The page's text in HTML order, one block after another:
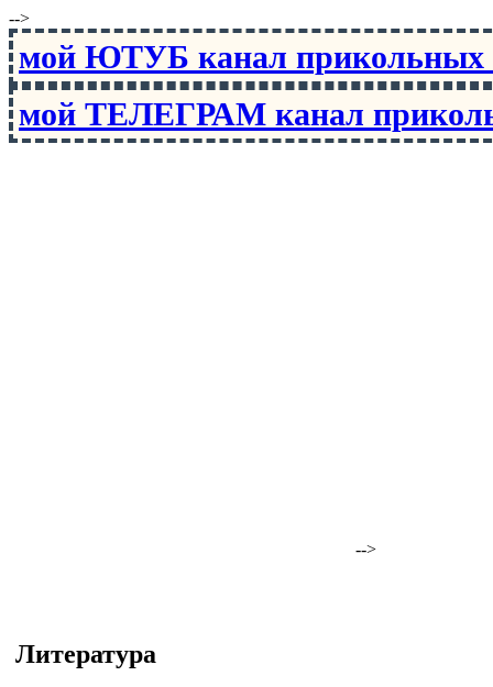
-->
мой ЮТУБ канал
мой ТЕЛЕГРАМ канал
-->
Литература